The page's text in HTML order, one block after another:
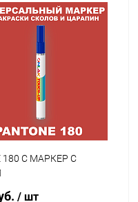
180 C МАРКЕР С
/ шт